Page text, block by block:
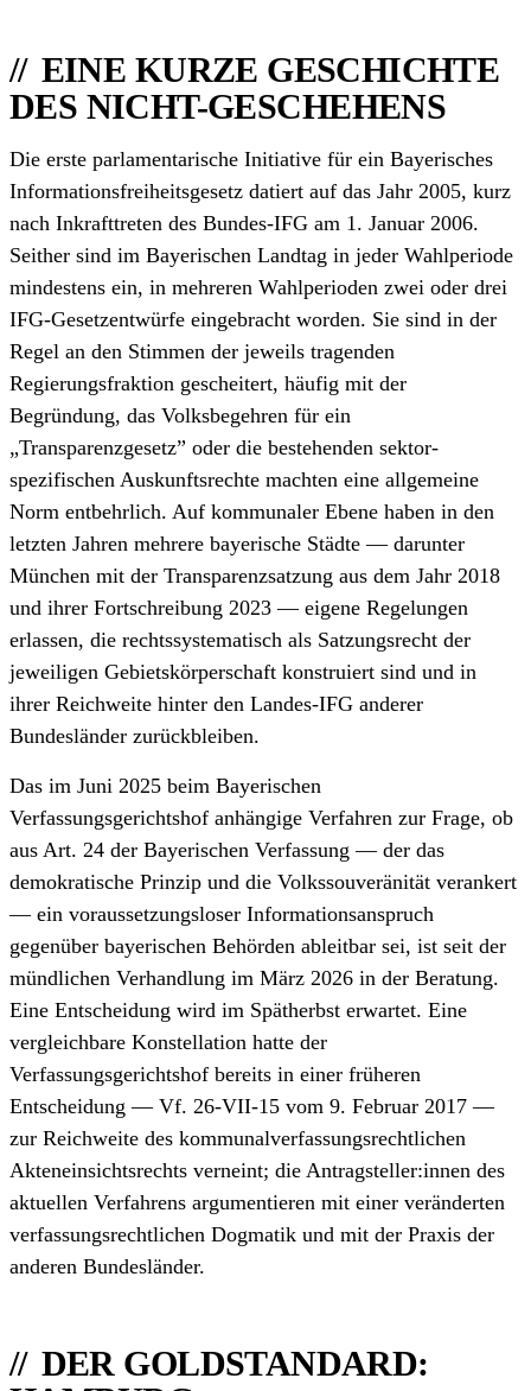
EINE KURZE GESCHICHTE
DES NICHT-GESCHEHENS
Die erste parlamentarische Initiative für ein Bayerisches
Informationsfreiheitsgesetz datiert auf das Jahr 2005, kurz
nach Inkrafttreten des Bundes-IFG am 1. Januar 2006.
Seither sind im Bayerischen Landtag in jeder Wahlperiode
mindestens ein, in mehreren Wahlperioden zwei oder drei
IFG-Gesetzentwürfe eingebracht worden. Sie sind in der
Regel an den Stimmen der jeweils tragenden
Regierungsfraktion gescheitert, häufig mit der
Begründung, das Volksbegehren für ein
„Transparenzgesetz” oder die bestehenden sektor­
spezifischen Auskunftsrechte machten eine allgemeine
Norm entbehrlich. Auf kommunaler Ebene haben in den
letzten Jahren mehrere bayerische Städte — darunter
München mit der Transparenzsatzung aus dem Jahr 2018
und ihrer Fortschreibung 2023 — eigene Regelungen
erlassen, die rechtssystematisch als Satzungsrecht der
jeweiligen Gebietskörperschaft konstruiert sind und in
ihrer Reichweite hinter den Landes-IFG anderer
Bundesländer zurückbleiben.
Das im Juni 2025 beim Bayerischen
Verfassungsgerichtshof anhängige Verfahren zur Frage, ob
aus Art. 24 der Bayerischen Verfassung — der das
demokratische Prinzip und die Volkssouveränität verankert
— ein voraussetzungsloser Informationsanspruch
gegenüber bayerischen Behörden ableitbar sei, ist seit der
mündlichen Verhandlung im März 2026 in der Beratung.
Eine Entscheidung wird im Spätherbst erwartet. Eine
vergleichbare Konstellation hatte der
Verfassungsgerichtshof bereits in einer früheren
Entscheidung — Vf. 26-VII-15 vom 9. Februar 2017 —
zur Reichweite des kommunalverfassungs­rechtlichen
Akteneinsichts­rechts verneint; die Antragsteller:innen des
aktuellen Verfahrens argumentieren mit einer veränderten
verfassungsrechtlichen Dogmatik und mit der Praxis der
anderen Bundesländer.
DER GOLDSTANDARD: